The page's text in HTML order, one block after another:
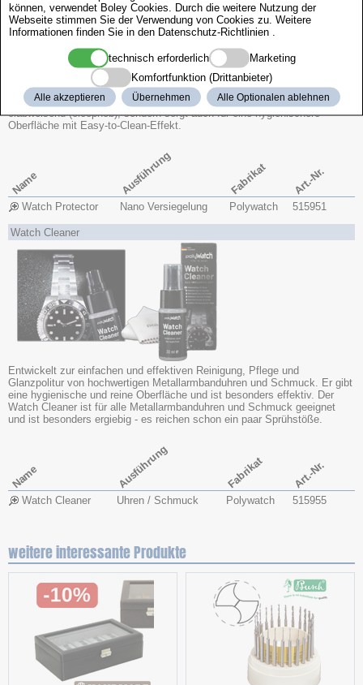
Die High-Tech Nano-Versiegelung mit ihrer speziellen Flüssig-Glas-
Technologie „zaubert“ eine absolut unsichtbare Versiegelung auf die
Oberfläche Ihres Uhrenglases. Sie wirkt nicht nur schmutz-, staub- und
ölabweisend (oleophob), sondern sorgt auch für eine hygienischere
Oberfläche mit Easy-to-Clean-Effekt.
Name Ausführung Fabrikat Art.-Nr.
Watch Protector Nano Versiegelung Polywatch 515951
Watch Cleaner
Entwickelt zur einfachen und effektiven Reinigung, Pflege und
Glanzpolitur von hochwertigen Metallarmbanduhren und Schmuck. Er gibt
eine hygienische und reine Oberfläche und ist besonders effektiv. Der
Watch Cleaner ist für alle Metallarmbanduhren und Schmuck geeignet
und ist besonders ergiebig - es reichen schon ein paar Sprühstöße.
Name Ausführung Fabrikat Art.-Nr.
Watch Cleaner Uhren / Schmuck Polywatch 515955
weitere interessante Produkte
können, verwendet Boley Cookies. Durch die weitere Nutzung der
Webseite stimmen Sie der Verwendung von Cookies zu. Weitere
Informationen finden Sie in den Datenschutz-Richtlinien
technisch erforderlich
Marketing
Komfortfunktion (Drittanbieter)
Alle akzeptieren Übernehmen Alle Optionalen ablehnen